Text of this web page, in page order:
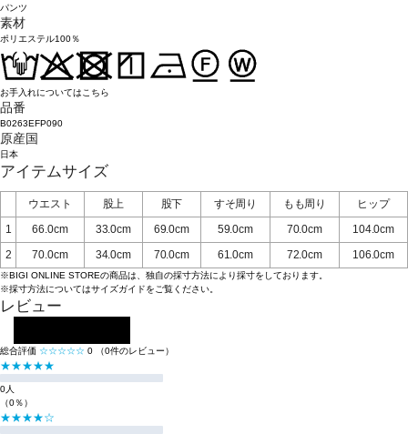
パンツ
素材
ポリエステル100％
お手入れについてはこちら
品番
B0263EFP090
原産国
日本
アイテムサイズ
ウエスト 股上 股下 すそ周り もも周り
ヒップ
1
66.0cm 33.0cm 69.0cm 59.0cm 70.0cm
104.0cm
2
70.0cm 34.0cm 70.0cm 61.0cm 72.0cm 106.0cm
※BIGI ONLINE STOREの商品は、独自の採寸方法により採寸をしております。
※採寸方法についてはサイズガイドをご覧ください。
レビュー
総合評価 ☆☆☆☆☆ 0 （0件のレビュー）
★★★★★
0人
（0％）
★★★★☆